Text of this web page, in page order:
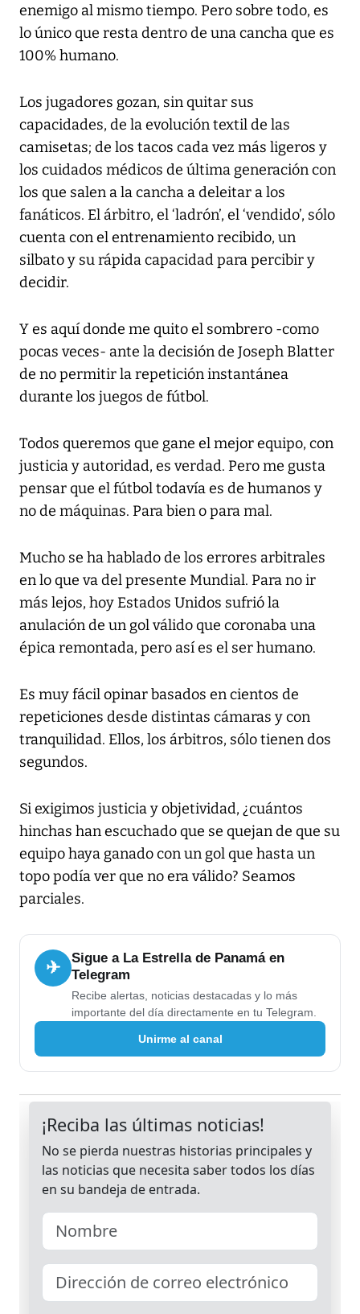
enemigo al mismo tiempo. Pero sobre todo, es
lo único que resta dentro de una cancha que es
100% humano.
Los jugadores gozan, sin quitar sus
capacidades, de la evolución textil de las
camisetas; de los tacos cada vez más ligeros y
los cuidados médicos de última generación con
los que salen a la cancha a deleitar a los
fanáticos. El árbitro, el ‘ladrón’, el ‘vendido’, sólo
cuenta con el entrenamiento recibido, un
silbato y su rápida capacidad para percibir y
decidir.
Y es aquí donde me quito el sombrero -como
pocas veces- ante la decisión de Joseph Blatter
de no permitir la repetición instantánea
durante los juegos de fútbol.
Todos queremos que gane el mejor equipo, con
justicia y autoridad, es verdad. Pero me gusta
pensar que el fútbol todavía es de humanos y
no de máquinas. Para bien o para mal.
Mucho se ha hablado de los errores arbitrales
en lo que va del presente Mundial. Para no ir
más lejos, hoy Estados Unidos sufrió la
anulación de un gol válido que coronaba una
épica remontada, pero así es el ser humano.
Es muy fácil opinar basados en cientos de
repeticiones desde distintas cámaras y con
tranquilidad. Ellos, los árbitros, sólo tienen dos
segundos.
Si exigimos justicia y objetividad, ¿cuántos
hinchas han escuchado que se quejan de que su
equipo haya ganado con un gol que hasta un
topo podía ver que no era válido? Seamos
parciales.
✈
Sigue a La Estrella de Panamá en
Telegram
Recibe alertas, noticias destacadas y lo más
importante del día directamente en tu Telegram.
Unirme al canal